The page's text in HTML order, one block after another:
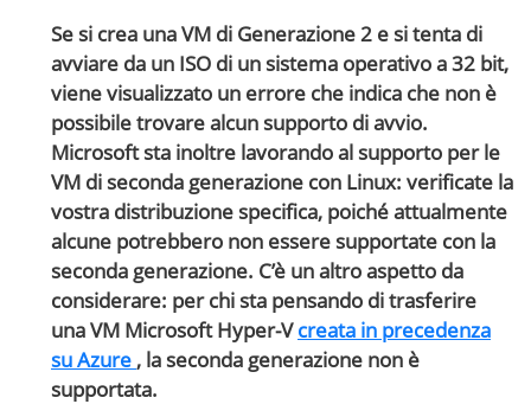
Se si crea una VM di Generazione 2 e si tenta di
avviare da un ISO di un sistema operativo a 32 bit,
viene visualizzato un errore che indica che non è
possibile trovare alcun supporto di avvio.
Microsoft sta inoltre lavorando al supporto per le
VM di seconda generazione con Linux: verificate la
vostra distribuzione specifica, poiché attualmente
alcune potrebbero non essere supportate con la
seconda generazione. C’è un altro aspetto da
considerare: per chi sta pensando di trasferire
una VM Microsoft Hyper-Vcreata in precedenza
su Azure , la seconda generazione non è
supportata.